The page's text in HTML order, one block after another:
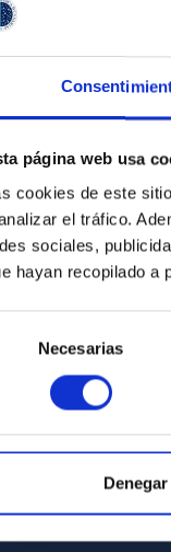
página web usa
cookies de este
el tráfico.
sociales,
hayan recopilado a
Necesarias
Denegar
de
coordinada del
profesional de
y...